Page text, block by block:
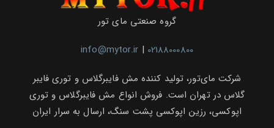
گروه صنعتی مای تور
info@mytor.ir | 02188000800
شرکت مای‌تور، تولید کننده مش فایبرگلاس و توری فایبر
گلاس در تهران است. فروش انواع مش فایبرگلاس و توری
اپوکسی، رزین اپوکسی پشت سنگ، ارسال به سرار ایران